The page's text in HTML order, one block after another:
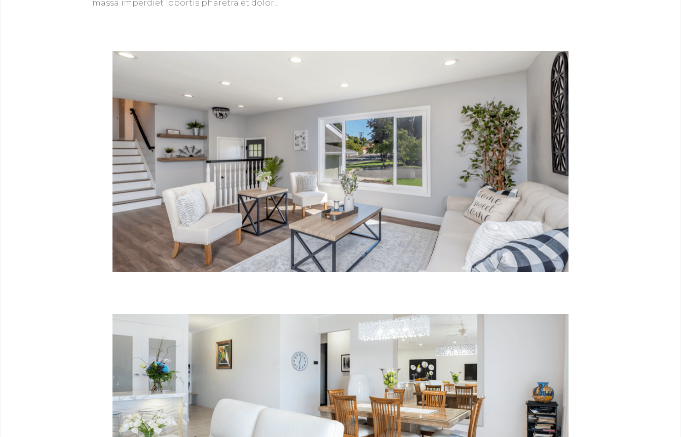
massa imperdiet lobortis pharetra et dolor..